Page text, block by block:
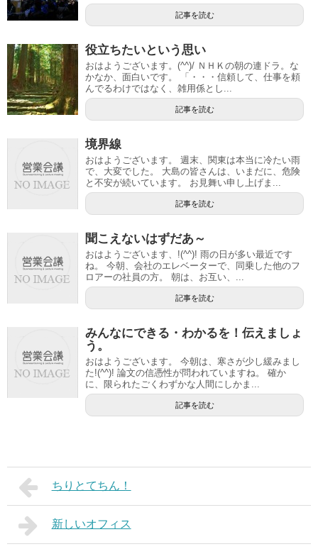
記事を読む
役立ちたいという思い
おはようございます。(^^)/ ＮＨＫの朝の連ドラ。な
かなか、面白いです。 「・・・信頼して、仕事を頼
んでるわけではなく、雑用係とし...
記事を読む
境界線
おはようございます。 週末、関東は本当に冷たい雨
で、大変でした。 大島の皆さんは、いまだに、危険
と不安が続いています。 お見舞い申し上げま...
記事を読む
聞こえないはずだあ～
おはようございます、!(^^)! 雨の日が多い最近です
ね。 今朝、会社のエレベーターで、同乗した他のフ
ロアーの社員の方。 朝は、お互い、...
記事を読む
みんなにできる・わかるを！伝えましょ
う。
おはようございます。 今朝は、寒さが少し緩みまし
た!(^^)! 論文の信憑性が問われていますね。 確か
に、限られたごくわずかな人間にしかま...
記事を読む
ちりとてちん！
新しいオフィス